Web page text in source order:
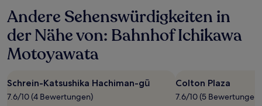
Andere Sehenswürdigkeiten in
der Nähe von: Bahnhof Ichikawa
Motoyawata
Schrein-Katsushika Hachiman-gū
7.6/10 (4 Bewertungen)
Colton Plaza
7.6/10 (5 Bewertungen)